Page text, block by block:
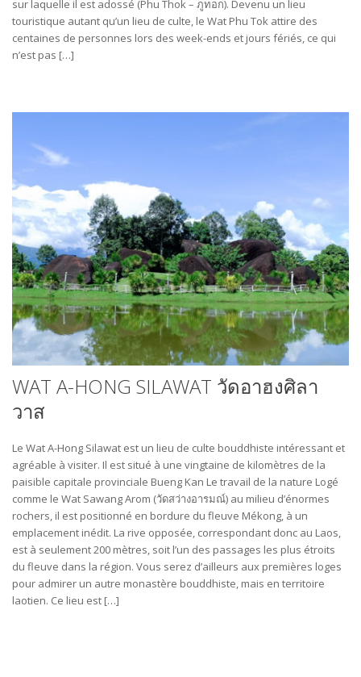
sur laquelle il est adossé (Phu Thok – ภูทอก). Devenu un lieu
touristique autant qu’un lieu de culte, le Wat Phu Tok attire des
centaines de personnes lors des week-ends et jours fériés, ce qui
n’est pas […]
WAT A-HONG SILAWAT วัดอาฮงศิลา
วาส
Le Wat A-Hong Silawat est un lieu de culte bouddhiste intéressant et
agréable à visiter. Il est situé à une vingtaine de kilomètres de la
paisible capitale provinciale Bueng Kan Le travail de la nature Logé
comme le Wat Sawang Arom (วัดสว่างอารมณ์) au milieu d’énormes
rochers, il est positionné en bordure du fleuve Mékong, à un
emplacement inédit. La rive opposée, correspondant donc au Laos,
est à seulement 200 mètres, soit l’un des passages les plus étroits
du fleuve dans la région. Vous serez d’ailleurs aux premières loges
pour admirer un autre monastère bouddhiste, mais en territoire
laotien. Ce lieu est […]